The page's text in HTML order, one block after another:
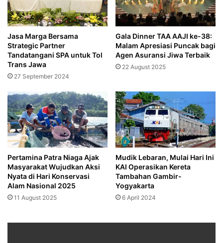
Jasa Marga Bersama
Strategic Partner
Tandatangani SPA untuk Tol
Trans Jawa
27 September 2024
Gala Dinner TAA AAJI ke-38:
Malam Apresiasi Puncak bagi
Agen Asuransi Jiwa Terbaik
22 August 2025
Pertamina Patra Niaga Ajak
Masyarakat Wujudkan Aksi
Nyata di Hari Konservasi
Alam Nasional 2025
11 August 2025
Mudik Lebaran, Mulai Hari Ini
KAI Operasikan Kereta
Tambahan Gambir-
Yogyakarta
6 April 2024